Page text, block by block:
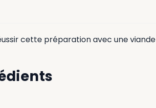
cette préparation avec une viande